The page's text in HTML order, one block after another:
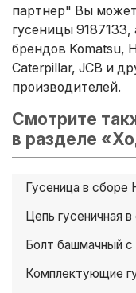
партнер" Вы
гусеницы 9187133,
брендов Komatsu,
Caterpillar, JCB и
производителей.
Смотрите
в разделе
Гусеница в сборе
Цепь гусеничная
Болт башмачный с
Комплектующие